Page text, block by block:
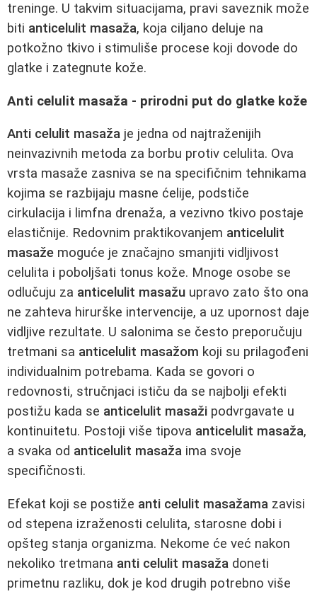
treninge. U takvim situacijama, pravi saveznik može
biti anticelulit masaža, koja ciljano deluje na
potkožno tkivo i stimuliše procese koji dovode do
glatke i zategnute kože.
Anti celulit masaža - prirodni put do glatke kože
Anti celulit masaža je jedna od najtraženijih
neinvazivnih metoda za borbu protiv celulita. Ova
vrsta masaže zasniva se na specifičnim tehnikama
kojima se razbijaju masne ćelije, podstiče
cirkulacija i limfna drenaža, a vezivno tkivo postaje
elastičnije. Redovnim praktikovanjem anticelulit
masaže moguće je značajno smanjiti vidljivost
celulita i poboljšati tonus kože. Mnoge osobe se
odlučuju za anticelulit masažu upravo zato što ona
ne zahteva hirurške intervencije, a uz upornost daje
vidljive rezultate. U salonima se često preporučuju
tretmani sa anticelulit masažom koji su prilagođeni
individualnim potrebama. Kada se govori o
redovnosti, stručnjaci ističu da se najbolji efekti
postižu kada se anticelulit masaži podvrgavate u
kontinuitetu. Postoji više tipova anticelulit masaža,
a svaka od anticelulit masaža ima svoje
specifičnosti.
Efekat koji se postiže anti celulit masažama zavisi
od stepena izraženosti celulita, starosne dobi i
opšteg stanja organizma. Nekome će već nakon
nekoliko tretmana anti celulit masaža doneti
primetnu razliku, dok je kod drugih potrebno više